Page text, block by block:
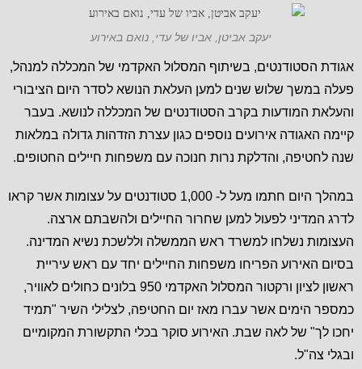
יעקב אביטן, אביו של עדי, נואם באירוע
אגודת הסטודנטים, בשיתוף המסלול האקדמי של המכללה למנהל,
פעלה במשך שלוש שנים למען העלאת הנושא לסדר היום הציבורי
והעלאת המודעות בקרב הסטודנטים של המכללה לנושא. בעבר
קיימה האגודה אירועים נוספים כגון עצרת הזדהות גדולה במלאות
שנה לחטיפה, והדלקת נרות חנוכה עם משפחות חיילים החטופים.
במהלך היום חתמו מעל ל- 1,000 סטודנטים על עצומות אשר קראו
לדרג המדיני לפעול למען שחרור החיילים ולהשבתם ארצה.
העצומות נשלחו למשרד ראש הממשלה וללשכת נשיא המדינה.
בסיום האירוע הפריחו משפחות החיילים יחד עם ראש עיריית
ראשון לציון ורקטור המסלול האקדמי 950 בלונים כחולים לאוויר,
כמספר הימים אשר עברו מאז יום החטיפה, לצלילי השיר "תמיד
יחכו לך" של לאה שבת. האירוע סוקר בכלי התקשורת המקומיים
ובגלי צה"ל.